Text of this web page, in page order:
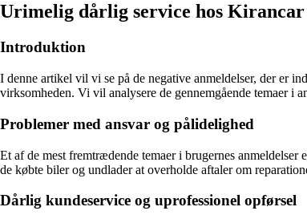
Urimelig dårlig service hos
Introduktion
I denne artikel vil vi se på de negative anmeldelser, der er
virksomheden. Vi vil analysere de gennemgående temaer i
Problemer med ansvar og pålidelighed
Et af de mest fremtrædende temaer i brugernes
de købte biler og undlader at overholde aftaler om
Dårlig kundeservice og uprofessionel opførsel